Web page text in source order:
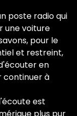
poste radio qui
une voiture
pour le
et restreint,
en
continuer à
est